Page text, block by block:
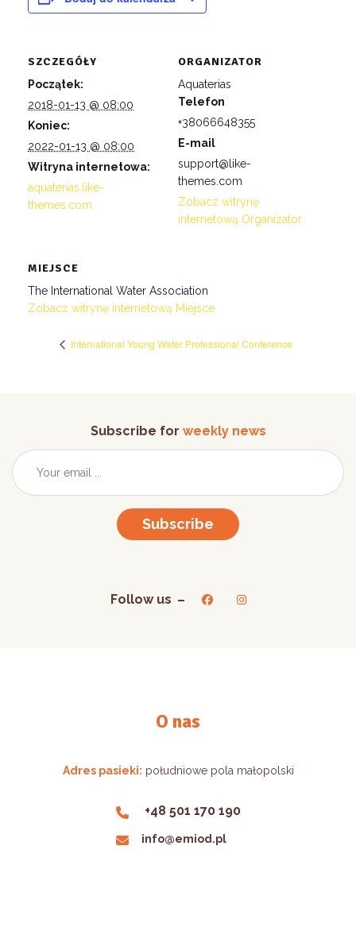
SZCZEGÓŁY
Początek:
2018-01-13 @ 08:00
Koniec:
2022-01-13 @ 08:00
Witryna internetowa:
aquaterias.like-
themes.com
ORGANIZATOR
Aquaterias
Telefon
+38066648355
E-mail
support@like-
themes.com
Zobacz witrynę
internetową Organizator
MIEJSCE
The International Water Association
Zobacz witrynę internetową Miejsce
International Young Water Professional Conference
Subscribe for weekly news
Subscribe
Follow us
O nas
Adres pasieki: południowe pola małopolski
+48 501 170 190
info@emiod.pl